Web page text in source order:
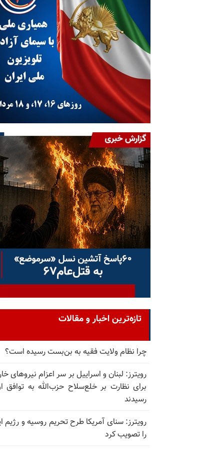
تازه‌ترین اخبار و مقالات
چرا نظام ولایت فقیه به بن‌بست رسیده است؟
رویترز: لبنان و اسراییل بر سر اعزام نیروهای
برای نظارت بر خلع‌سلاح حزب‌الله به توافق
رسیدند
رویترز: سنای آمریکا طرح تحریم روسیه و رژیم
را تصویب کرد